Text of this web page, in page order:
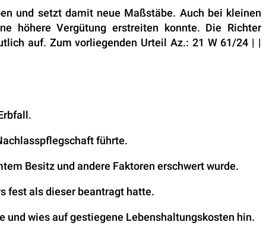
und setzt damit neue Maßstäbe. Auch bei kleinen
höhere Vergütung erstreiten konnte. Die Richter
auf. Zum vorliegenden Urteil Az.: 21 W 61/24 | |
führte.
Besitz und andere Faktoren erschwert wurde.
fest als dieser beantragt hatte.
wies auf gestiegene Lebenshaltungskosten hin.